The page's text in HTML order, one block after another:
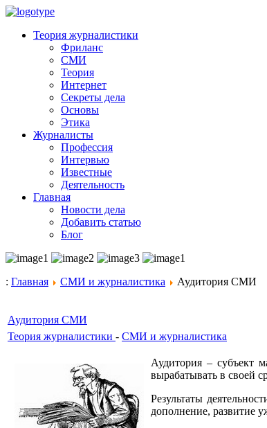
Теория журналистики
Фриланс
СМИ
Теория
Интернет
Секреты дела
Основы
Этика
Журналисты
Профессия
Интервью
Известные
Деятельность
Главная
Новости дела
Добавить статью
Блог
: Главная СМИ и журналистика Аудитория СМИ
Аудитория СМИ
Теория журналистики - СМИ и журналистика
Аудитория – субъект
вырабатывать в своей
Результаты
дополнение, развитие